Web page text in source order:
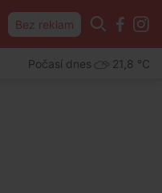
Bez reklam
Počasí dnes 21,8 °C